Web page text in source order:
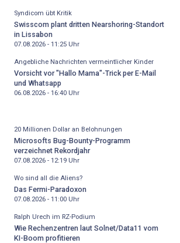
Syndicom übt Kritik
Swisscom plant dritten Nearshoring-Standort
in Lissabon
07.08.2026 - 11:25Uhr
Angebliche Nachrichten vermeintlicher Kinder
Vorsicht vor "Hallo Mama"-Trick per E-Mail
und Whatsapp
06.08.2026 - 16:40Uhr
20 Millionen Dollar an Belohnungen
Microsofts Bug-Bounty-Programm
verzeichnet Rekordjahr
07.08.2026 - 12:19Uhr
Wo sind all die Aliens?
Das Fermi-Paradoxon
07.08.2026 - 11:00Uhr
Ralph Urech im RZ-Podium
Wie Rechenzentren laut Solnet/Data11 vom
KI-Boom profitieren